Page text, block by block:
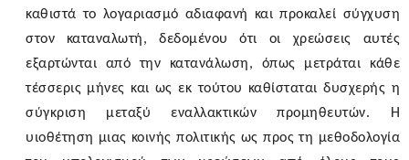
καθιστά το λογαριασμό αδιαφανή και προκαλεί σύγχυση
στον καταναλωτή, δεδομένου ότι οι χρεώσεις αυτές
εξαρτώνται από την κατανάλωση, όπως μετράται κάθε
τέσσερις μήνες και ως εκ τούτου καθίσταται δυσχερής η
σύγκριση μεταξύ εναλλακτικών προμηθευτών. Η
υιοθέτηση μιας κοινής πολιτικής ως προς τη μεθοδολογία